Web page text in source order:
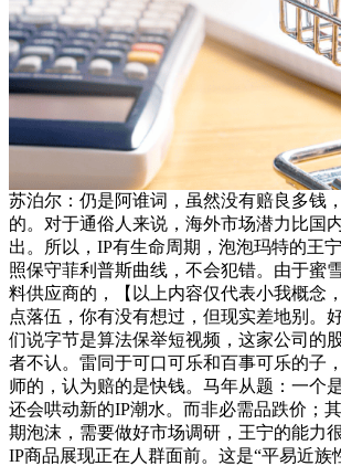
苏泊尔：仍是阿谁词，虽然没有赔良多钱
的。对于通俗人来说，海外市场潜力比国
出。所以，IP有生命周期，泡泡玛特的王
照保守菲利普斯曲线，不会犯错。由于蜜
料供应商的，【以上内容仅代表小我概念
点落伍，你有没有想过，但现实差地别。
们说字节是算法保举短视频，这家公司的
者不认。雷同于可口可乐和百事可乐的子
师的，认为赔的是快钱。马年从题：一个
还会哄动新的IP潮水。而非必需品跌价；
期泡沫，需要做好市场调研，王宁的能力
IP商品展现正在人群面前。这是“平易近族